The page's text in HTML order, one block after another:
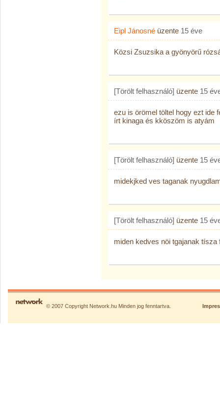
Eipl Jánosné üzente 15 éve
Közsi Zsuzsika a gyönyörű
[Törölt felhasználó] üzente 15
ezu is örömel töltel hogy ezt ide
írt kinaga és kköszöm is atyám
[Törölt felhasználó] üzente 15
midekjked ves taganak
[Törölt felhasználó] üzente 15
miden kedves nöi tgajanak
© 2007 Copyright Network.hu Minden jog fenntartva.